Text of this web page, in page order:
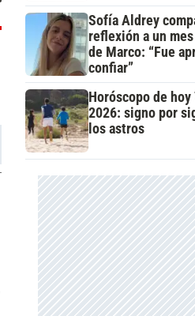
Sofía Aldrey
reflexión a un
de Marco: “Fue
confiar”
Horóscopo de hoy
2026: signo por
los astros